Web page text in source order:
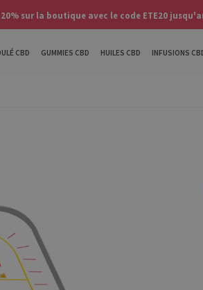
sur la boutique avec le code ETE20
CBD GUMMIES CBD HUILES CBD INFUSIONS